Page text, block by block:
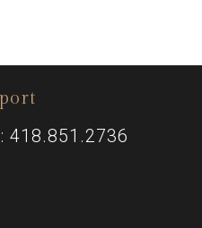
418.851.2736